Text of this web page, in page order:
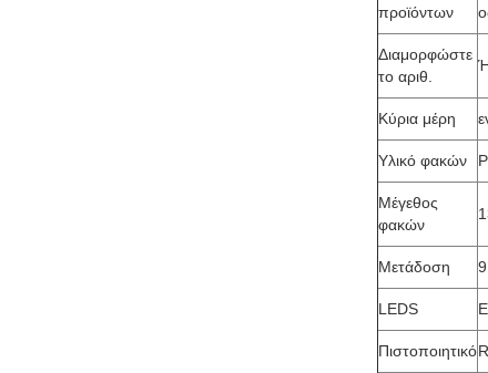
προϊόντων
Διαμορφώστε
το αριθ.
Κύρια μέρη
Υλικό φακών
Μέγεθος
φακών
Μετάδοση
LEDS
Πιστοποιητικό